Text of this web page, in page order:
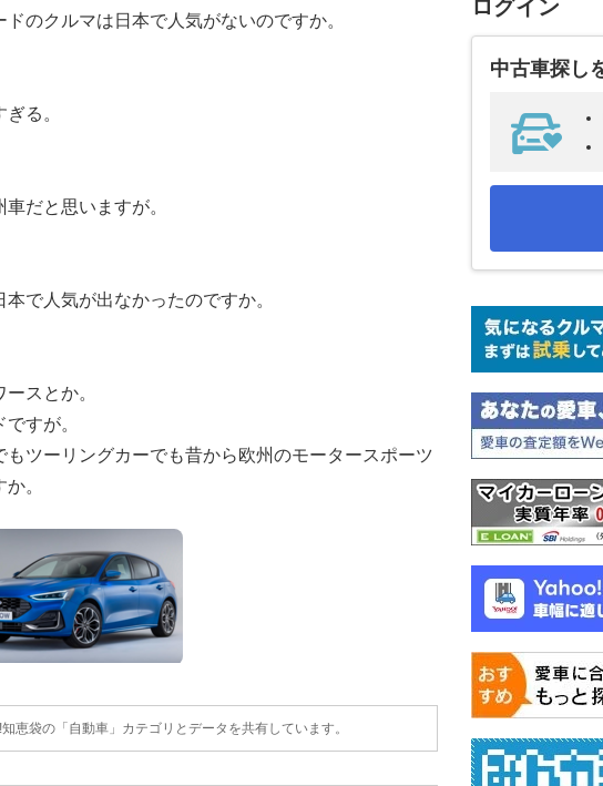
のクルマは日本で人気がないのですか。
る。
だと思いますが。
で人気が出なかったのですか。
スとか。
すが。
ツーリングカーでも昔から欧州のモータースポーツ
。
恵袋の「自動車」カテゴリとデータを共有しています。
ログイン
中古車探し